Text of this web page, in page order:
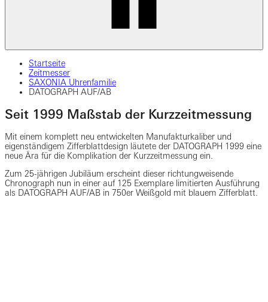
Startseite
Zeitmesser
SAXONIA Uhrenfamilie
DATOGRAPH AUF/AB
Seit 1999 Maßstab der Kurzzeitmessung
Mit einem komplett neu entwickelten Manufakturkaliber und
eigenständigem Zifferblattdesign läutete der DATOGRAPH 1999 eine
neue Ära für die Komplikation der Kurzzeitmessung ein.
Zum 25-jährigen Jubiläum erscheint dieser richtungweisende
Chronograph nun in einer auf 125 Exemplare limitierten Ausführung
als DATOGRAPH AUF/AB in 750er Weißgold mit blauem Zifferblatt.